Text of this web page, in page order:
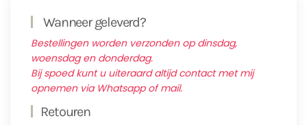
Wanneer geleverd?
Bestellingen worden verzonden op dinsdag,
woensdag en donderdag.
Bij spoed kunt u uiteraard altijd contact met mij
opnemen via Whatsapp of mail.
Retouren